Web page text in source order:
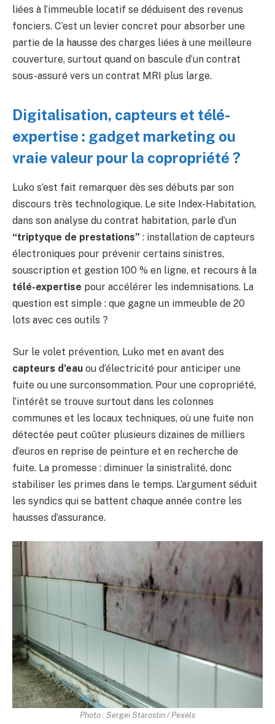
liées à l’immeuble locatif se déduisent des revenus
fonciers. C’est un levier concret pour absorber une
partie de la hausse des charges liées à une meilleure
couverture, surtout quand on bascule d’un contrat
sous-assuré vers un contrat MRI plus large.
Digitalisation, capteurs et télé-
expertise : gadget marketing ou
vraie valeur pour la copropriété ?
Luko s’est fait remarquer dès ses débuts par son
discours très technologique. Le site Index-Habitation,
dans son analyse du contrat habitation, parle d’un
“triptyque de prestations” : installation de capteurs
électroniques pour prévenir certains sinistres,
souscription et gestion 100 % en ligne, et recours à la
télé-expertise pour accélérer les indemnisations. La
question est simple : que gagne un immeuble de 20
lots avec ces outils ?
Sur le volet prévention, Luko met en avant des
capteurs d’eau ou d’électricité pour anticiper une
fuite ou une surconsommation. Pour une copropriété,
l’intérêt se trouve surtout dans les colonnes
communes et les locaux techniques, où une fuite non
détectée peut coûter plusieurs dizaines de milliers
d’euros en reprise de peinture et en recherche de
fuite. La promesse : diminuer la sinistralité, donc
stabiliser les primes dans le temps. L’argument séduit
les syndics qui se battent chaque année contre les
hausses d’assurance.
Photo : Sergei Starostin / Pexels